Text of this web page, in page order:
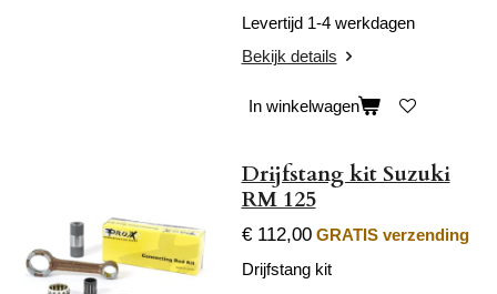
Levertijd 1-4 werkdagen
Bekijk details
In winkelwagen
Drijfstang kit Suzuki
RM 125
€ 112,00 GRATIS verzending
Drijfstang kit